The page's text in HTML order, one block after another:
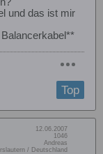
und das ist mir
Top
12.06.2007
1046
Andreas
/ Deutschland